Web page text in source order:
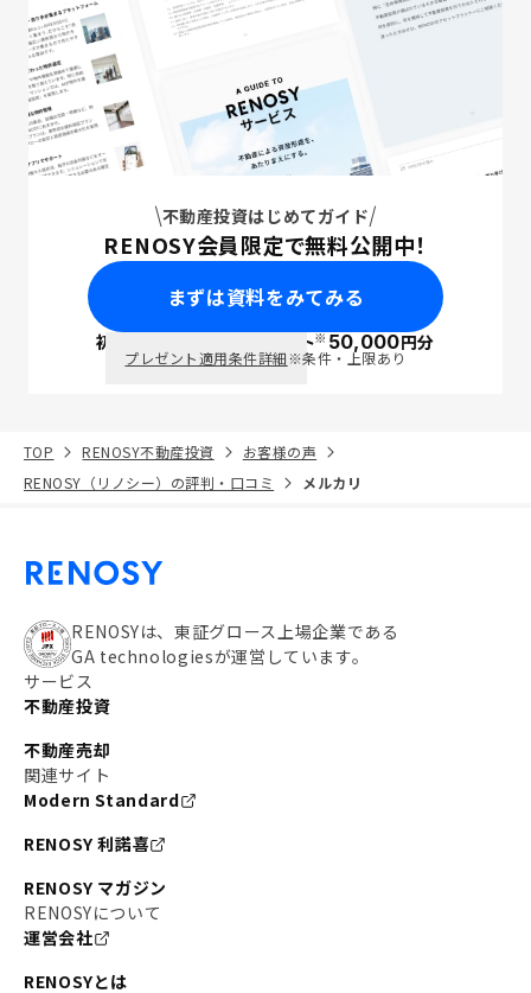
不動産投資はじめてガイド
RENOSY会員限定で無料公開中！
まずは資料をみてみる
初回面談で ポイント※50,000円分
プレゼント適用条件詳細※条件・上限あり
TOP RENOSY不動産投資
お客様の声
RENOSY（リノシー）の評判・口コミ
メルカリ
RENOSYは、東証グロース上場企業である
GA technologiesが運営しています。
サービス
不動産投資
不動産売却
関連サイト
Modern Standard
RENOSY 利諾喜
RENOSY マガジン
RENOSYについて
運営会社
RENOSYとは